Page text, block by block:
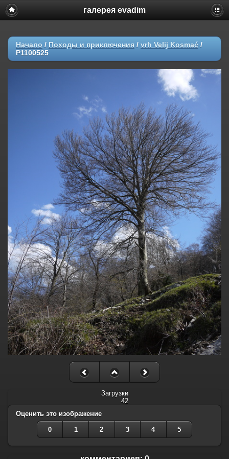
галерея evadim
Начало / Походы и приключения / vrh Velij Kosmać /
P1100525
Загрузки
42
Оценить это изображение
0 1 2 3 4 5